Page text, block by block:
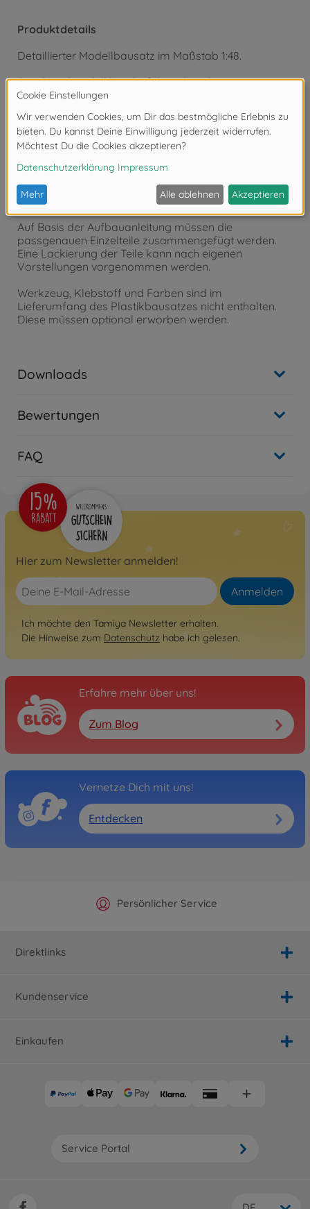
Produktdetails
Detaillierter Modellbausatz im Maßstab 1:48.
Das Standmodell hat die folgenden Abmessungen:
Länge: 210,5 mm
Der qualitativ hochwertige Bausatz von Tamiya muss
in Eigenregie montiert werden.
Der selbstständige Aufbau wird mithilfe einer Schritt-
für-Schritt bzw. bebilderten Aufbauanleitung begleitet.
Die Aufbauanleitung ist selbstverständlich im
Lieferumfang enthalten.
Auf Basis der Aufbauanleitung müssen die
passgenauen Einzelteile zusammengefügt werden.
Eine Lackierung der Teile kann nach eigenen
Vorstellungen vorgenommen werden.
Werkzeug, Klebstoff und Farben sind im
Lieferumfang des Plastikbausatzes nicht enthalten.
Diese müssen optional erworben werden.
Downloads
Bewertungen
FAQ
Hier zum Newsletter anmelden!
Anmelden
Ich möchte den Tamiya Newsletter erhalten.
Die Hinweise zum Datenschutz habe ich gelesen.
Erfahre mehr über uns!
Zum Blog
Vernetze Dich mit uns!
Entdecken
Offizieller Hersteller Shop
Persönlicher Service
Versandkostenfrei ab 25€
Schnelle Lieferung
Direktlinks
Kundenservice
Einkaufen
Service Portal